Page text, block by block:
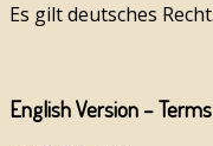
Es gilt deutsches Recht.
English Version –